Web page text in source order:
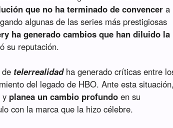
que no ha terminado de convencer a
algunas de las series más prestigiosas
ha generado cambios que han diluido la
su reputación.
telerrealidadha generado críticas entre
del legado de HBO. Ante esta situación,
y planea un cambio profundo en su
con la marca que la hizo célebre.